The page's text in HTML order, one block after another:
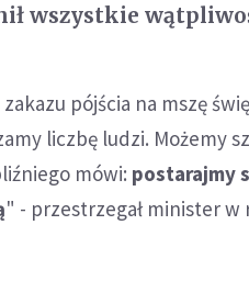
wszystkie
pójścia na mszę
liczbę ludzi. Możemy
mówi: postarajmy
" - przestrzegał minister